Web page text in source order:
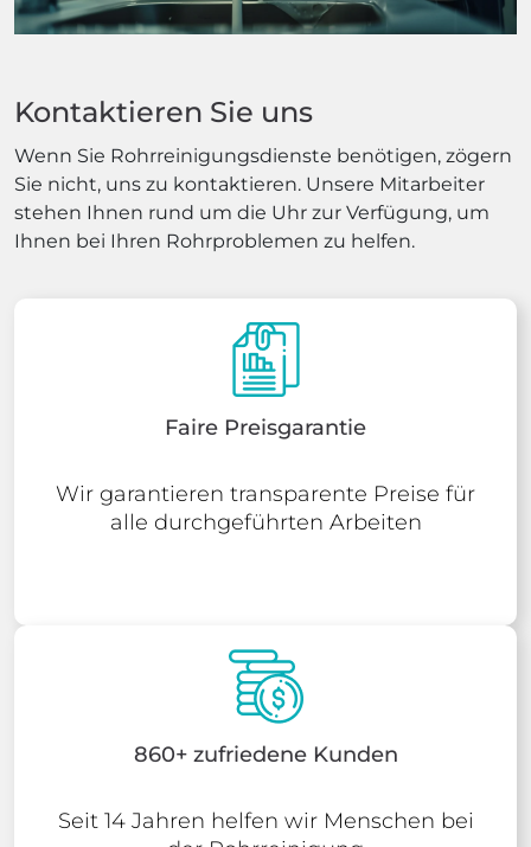
Kontaktieren Sie uns
Wenn Sie Rohrreinigungsdienste benötigen, zögern
Sie nicht, uns zu kontaktieren. Unsere Mitarbeiter
stehen Ihnen rund um die Uhr zur Verfügung, um
Ihnen bei Ihren Rohrproblemen zu helfen.
Faire Preisgarantie
Wir garantieren transparente Preise für
alle durchgeführten Arbeiten
860+ zufriedene Kunden
Seit 14 Jahren helfen wir Menschen bei